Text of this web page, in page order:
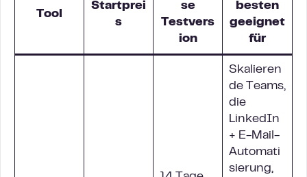
Tool
Startprei
s
se
Testvers
ion
besten
geeignet
für
Skalieren
de Teams,
die
LinkedIn
+ E-Mail-
Automati
sierung,